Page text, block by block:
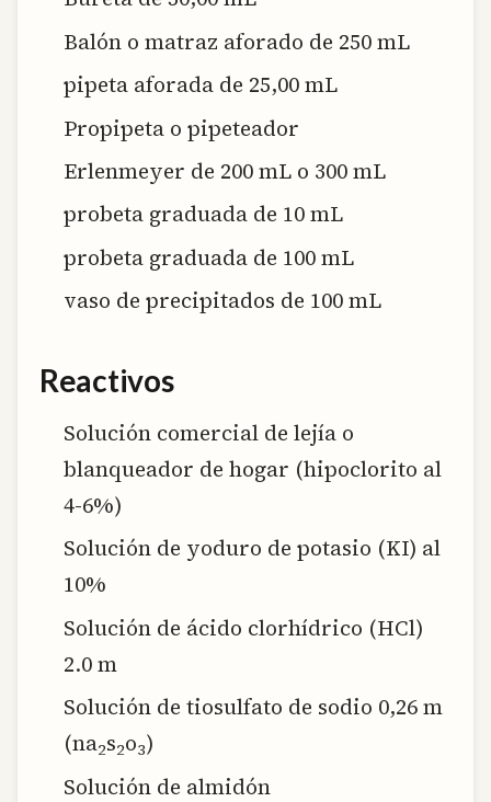
Balón o matraz aforado de 250 mL
pipeta aforada de 25,00 mL
Propipeta o pipeteador
Erlenmeyer de 200 mL o 300 mL
probeta graduada de 10 mL
probeta graduada de 100 mL
vaso de precipitados de 100 mL
Reactivos
Solución comercial de lejía o
blanqueador de hogar (hipoclorito al
4-6%)
Solución de yoduro de potasio (KI) al
10%
Solución de ácido clorhídrico (HCl)
2.0 m
Solución de tiosulfato de sodio 0,26 m
(na2s2o3)
Solución de almidón